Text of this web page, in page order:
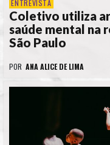
ENTREVISTA
Coletivo utiliza
saúde mental na
São Paulo
POR ANA ALICE DE LIMA